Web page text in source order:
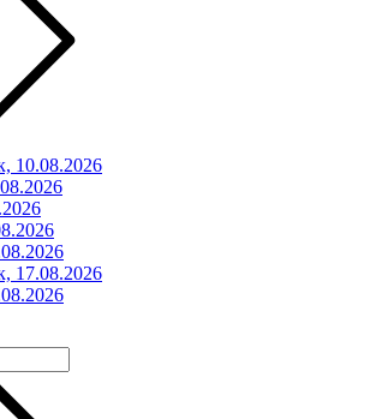
10.08.2026
17.08.2026